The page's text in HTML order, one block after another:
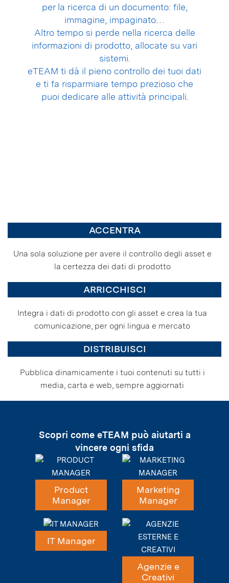
per la ricerca di un documento: file,
immagine, impaginato…
Altro tempo si perde nella ricerca delle
informazioni di prodotto, allocate su vari
sistemi.
eTEAM ti dà il pieno controllo dei tuoi dati
e ti fa risparmiare tempo prezioso che
puoi dedicare alle attività principali.
ACCENTRA
Una sola soluzione per avere il controllo degli asset e
la certezza dei dati di prodotto
ARRICCHISCI
Integra i dati di prodotto con gli asset e crea la tua
comunicazione, per ogni lingua e mercato
DISTRIBUISCI
Pubblica dinamicamente i tuoi contenuti su tutti i
media, carta e web, sempre aggiornati
Scopri come eTEAM può aiutarti a
vincere ogni sfida
Product
Manager
Marketing
Manager
IT Manager
Agenzie e
Creativi